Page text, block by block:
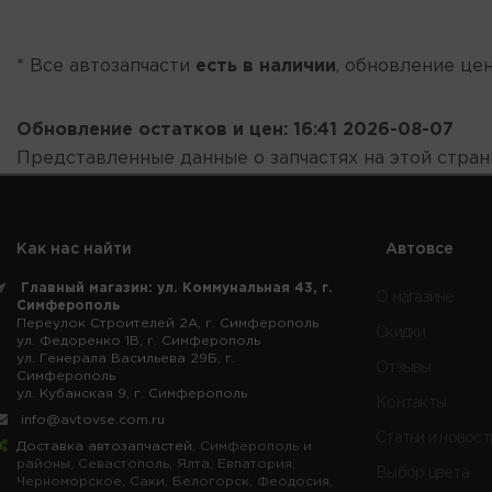
* Все автозапчасти есть в наличии, обновление
Обновление остатков и цен: 16:41 2026-08-07
Представленные данные о запчастях на этой
Как нас найти
Главный магазин: ул. Коммунальная 43, г.
Симферополь
Переулок Строителей 2А, г. Симферополь
ул. Федоренко 1В, г. Симферополь
ул. Генерала Васильева 29Б, г.
Симферополь
ул. Кубанская 9, г. Симферополь
info@avtovse.com.ru
Доставка автозапчастей , Симферополь и
районы, Севастополь, Ялта, Евпатория,
Черноморское, Саки, Белогорск, Феодосия,
Автовсе